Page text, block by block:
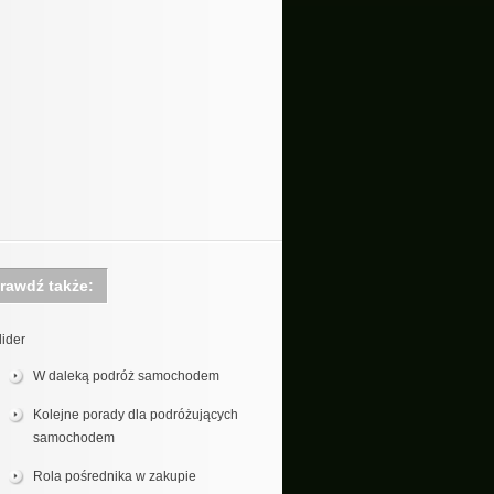
także:
W daleką podróż samochodem
Kolejne porady dla podróżujących
samochodem
Rola pośrednika w zakupie